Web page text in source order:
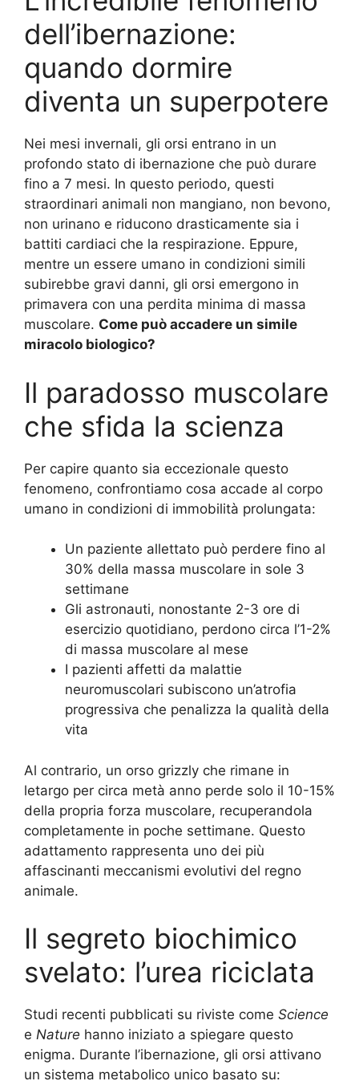
dell’ibernazione:
quando dormire
diventa un superpotere
Nei mesi invernali, gli orsi entrano in un
profondo stato di ibernazione che può durare
fino a 7 mesi. In questo periodo, questi
straordinari animali non mangiano, non bevono,
non urinano e riducono drasticamente sia i
battiti cardiaci che la respirazione. Eppure,
mentre un essere umano in condizioni simili
subirebbe gravi danni, gli orsi emergono in
primavera con una perdita minima di massa
muscolare. Come può accadere un simile
miracolo biologico?
Il paradosso muscolare
che sfida la scienza
Per capire quanto sia eccezionale questo
fenomeno, confrontiamo cosa accade al corpo
umano in condizioni di immobilità prolungata:
Un paziente allettato può perdere fino al
30% della massa muscolare in sole 3
settimane
Gli astronauti, nonostante 2-3 ore di
esercizio quotidiano, perdono circa l’1-2%
di massa muscolare al mese
I pazienti affetti da malattie
neuromuscolari subiscono un’atrofia
progressiva che penalizza la qualità della
vita
Al contrario, un orso grizzly che rimane in
letargo per circa metà anno perde solo il 10-15%
della propria forza muscolare, recuperandola
completamente in poche settimane. Questo
adattamento rappresenta uno dei più
affascinanti meccanismi evolutivi del regno
animale.
Il segreto biochimico
svelato: l’urea riciclata
Studi recenti pubblicati su riviste come Science
e Nature hanno iniziato a spiegare questo
enigma. Durante l’ibernazione, gli orsi attivano
un sistema metabolico unico basato su: